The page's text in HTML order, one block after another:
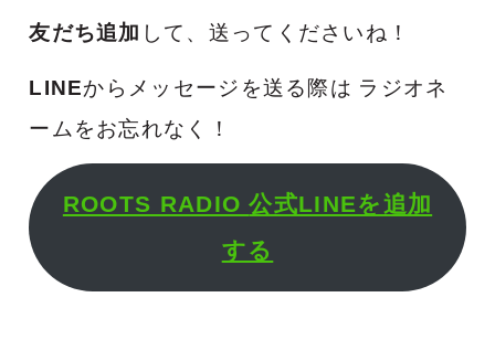
友だち追加 して、送ってくださいね！
LINEからメッセージを送る際は ラジオネ
ームをお忘れなく！
ROOTS RADIO公式LINEを追加
する